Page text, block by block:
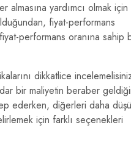
yardımcı olmak için
fiyat-performans
performans oranına sahip
dikkatlice
bir maliyetin beraber
ederken, diğerleri daha
için farklı seçenekleri